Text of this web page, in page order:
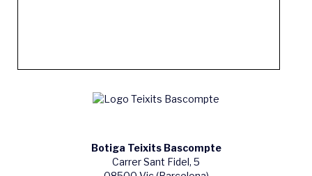
Botiga Teixits Bascompte
Carrer Sant Fidel, 5